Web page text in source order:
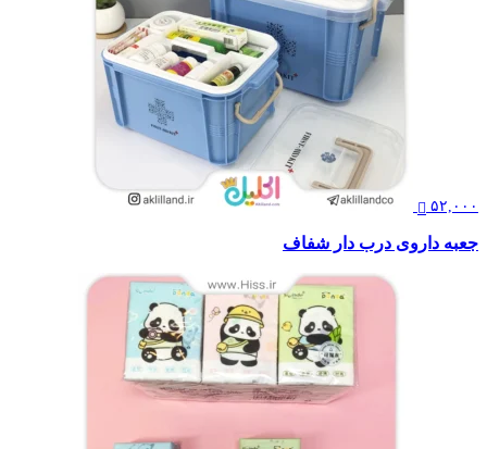
۵۲,۰۰۰
جعبه داروی درب دار شفاف